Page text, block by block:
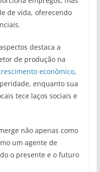
de vida, oferecendo
destaca a
de produção na
econômico,
enquanto sua
tece laços sociais e
não apenas como
um agente de
o presente e o futuro